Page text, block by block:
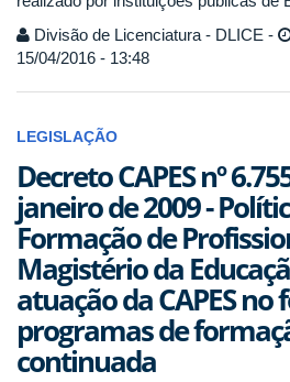
Divisão de Licenciatura - DLICE -
15/04/2016 - 13:48
LEGISLAÇÃO
Decreto CAPES nº
janeiro de 2009 -
Formação de
Magistério da
atuação da CAPES
programas de
continuada